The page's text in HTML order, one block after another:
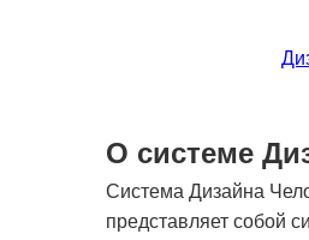
О системе
Система Дизайна
представляет собой